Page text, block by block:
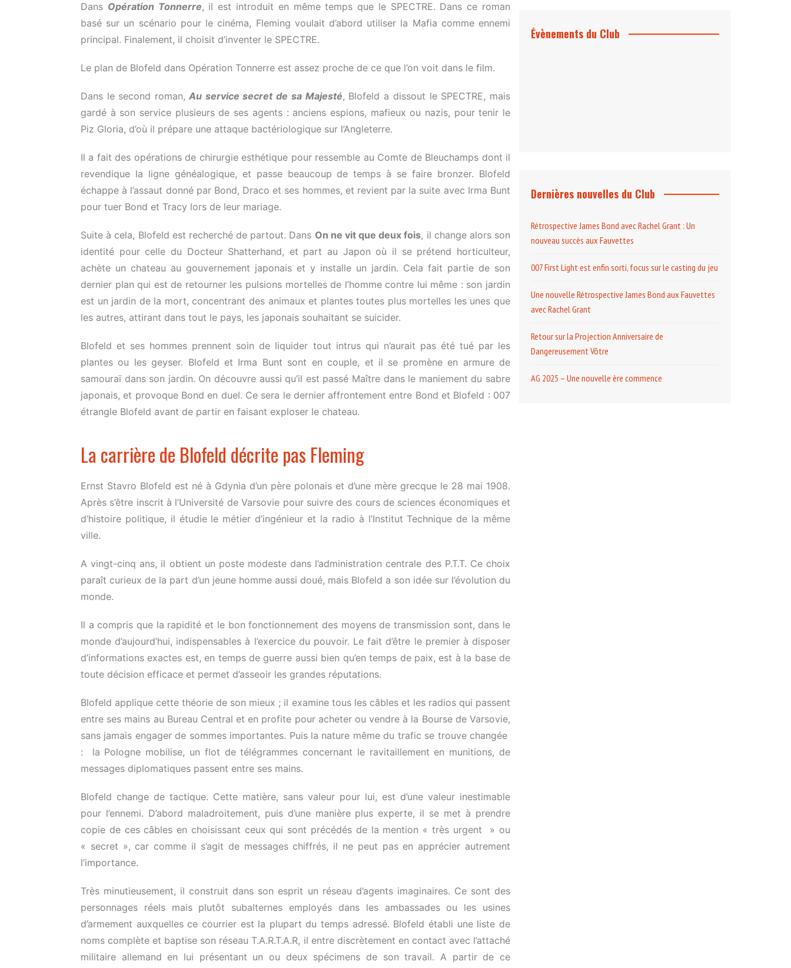
Dans Opération Tonnerre, il est introduit en même temps que le SPECTRE. Dans ce roman
basé sur un scénario pour le cinéma, Fleming voulait d’abord utiliser la Mafia comme ennemi
principal. Finalement, il choisit d’inventer le SPECTRE.
Le plan de Blofeld dans Opération Tonnerre est assez proche de ce que l’on voit dans le film.
Dans le second roman, Au service secret de sa Majesté, Blofeld a dissout le SPECTRE, mais
gardé à son service plusieurs de ses agents : anciens espions, mafieux ou nazis, pour tenir le
Piz Gloria, d’où il prépare une attaque bactériologique sur l’Angleterre.
Il a fait des opérations de chirurgie esthétique pour ressemble au Comte de Bleuchamps dont il
revendique la ligne généalogique, et passe beaucoup de temps à se faire bronzer. Blofeld
échappe à l’assaut donné par Bond, Draco et ses hommes, et revient par la suite avec Irma Bunt
pour tuer Bond et Tracy lors de leur mariage.
Suite à cela, Blofeld est recherché de partout. Dans On ne vit que deux fois, il change alors son
identité pour celle du Docteur Shatterhand, et part au Japon où il se prétend horticulteur,
achète un chateau au gouvernement japonais et y installe un jardin. Cela fait partie de son
dernier plan qui est de retourner les pulsions mortelles de l’homme contre lui même : son jardin
est un jardin de la mort, concentrant des animaux et plantes toutes plus mortelles les unes que
les autres, attirant dans tout le pays, les japonais souhaitant se suicider.
Blofeld et ses hommes prennent soin de liquider tout intrus qui n’aurait pas été tué par les
plantes ou les geyser. Blofeld et Irma Bunt sont en couple, et il se promène en armure de
samouraï dans son jardin. On découvre aussi qu’il est passé Maître dans le maniement du sabre
japonais, et provoque Bond en duel. Ce sera le dernier affrontement entre Bond et Blofeld : 007
étrangle Blofeld avant de partir en faisant exploser le chateau.
La carrière de Blofeld décrite pas Fleming
Ernst Stavro Blofeld est né à Gdynia d’un père polonais et d’une mère grecque le 28 mai 1908.
Après s’être inscrit à l’Université de Varsovie pour suivre des cours de sciences économiques et
d’histoire politique, il étudie le métier d’ingénieur et la radio à l’Institut Technique de la même
ville.
A vingt-cinq ans, il obtient un poste modeste dans l’administration centrale des P.T.T. Ce choix
paraît curieux de la part d’un jeune homme aussi doué, mais Blofeld a son idée sur l’évolution du
monde.
Il a compris que la rapidité et le bon fonctionnement des moyens de transmission sont, dans le
monde d’aujourd’hui, indispensables à l’exercice du pouvoir. Le fait d’être le premier à disposer
d’informations exactes est, en temps de guerre aussi bien qu’en temps de paix, est à la base de
toute décision efficace et permet d’asseoir les grandes réputations.
Blofeld applique cette théorie de son mieux ; il examine tous les câbles et les radios qui passent
entre ses mains au Bureau Central et en profite pour acheter ou vendre à la Bourse de Varsovie,
sans jamais engager de sommes importantes. Puis la nature même du trafic se trouve changée
: la Pologne mobilise, un flot de télégrammes concernant le ravitaillement en munitions, de
messages diplomatiques passent entre ses mains.
Blofeld change de tactique. Cette matière, sans valeur pour lui, est d’une valeur inestimable
pour l’ennemi. D’abord maladroitement, puis d’une manière plus experte, il se met à prendre
copie de ces câbles en choisissant ceux qui sont précédés de la mention « très urgent » ou
« secret », car comme il s’agit de messages chiffrés, il ne peut pas en apprécier autrement
l’importance.
Très minutieusement, il construit dans son esprit un réseau d’agents imaginaires. Ce sont des
personnages réels mais plutôt subalternes employés dans les ambassades ou les usines
d’armement auxquelles ce courrier est la plupart du temps adressé. Blofeld établi une liste de
noms complète et baptise son réseau T.A.R.T.A.R, il entre discrètement en contact avec l’attaché
militaire allemand en lui présentant un ou deux spécimens de son travail. A partir de ce
Évènements du Club
Dernières nouvelles du Club
Rétrospective James Bond avec Rachel Grant : Un
nouveau succès aux Fauvettes
007 First Light est enfin sorti, focus sur le casting du jeu
Une nouvelle Rétrospective James Bond aux Fauvettes
avec Rachel Grant
Retour sur la Projection Anniversaire de
Dangereusement Vôtre
AG 2025 – Une nouvelle ère commence